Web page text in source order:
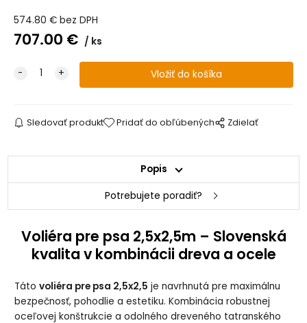
574.80 € bez DPH
707.00 € ks
Sledovať produkt Pridať do obľúbených Zdielať
Popis
Potrebujete poradiť?
Voliéra pre psa 2,5x2,5m – Slovenská
kvalita v kombinácii dreva a ocele
Tátovoliéra pre psa 2,5x2,5 je navrhnutá pre maximálnu
bezpečnosť, pohodlie a estetiku. Kombinácia robustnej
oceľovej konštrukcie a odolného dreveného tatranského